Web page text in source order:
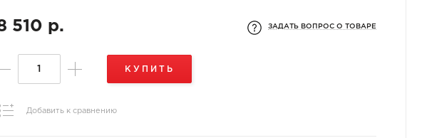
510 р. ЗАДАТЬ ВОПРОС О ТОВАРЕ
КУПИТЬ
Добавить к сравнению